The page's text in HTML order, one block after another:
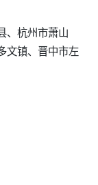
、杭州市萧山
文镇、晋中市左